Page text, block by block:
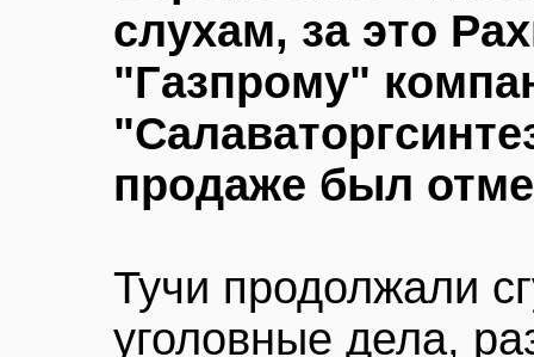
слухам, за это
"Газпрому"
продаже был
Тучи продолжали
уголовные дела,